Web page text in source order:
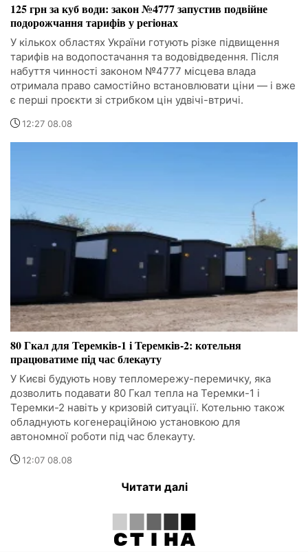
125 грн за куб води: закон №4777 запустив подвійне
подорожчання тарифів у регіонах
У кількох областях України готують різке підвищення
тарифів на водопостачання та водовідведення. Після
набуття чинності законом №4777 місцева влада
отримала право самостійно встановлювати ціни — і вже
є перші проєкти зі стрибком цін удвічі-втричі.
12:27 08.08
80 Гкал для Теремків-1 і Теремків-2: котельня
працюватиме під час блекауту
У Києві будують нову тепломережу-перемичку, яка
дозволить подавати 80 Гкал тепла на Теремки-1 і
Теремки-2 навіть у кризовій ситуації. Котельню також
обладнують когенераційною установкою для
автономної роботи під час блекауту.
12:07 08.08
Читати далі